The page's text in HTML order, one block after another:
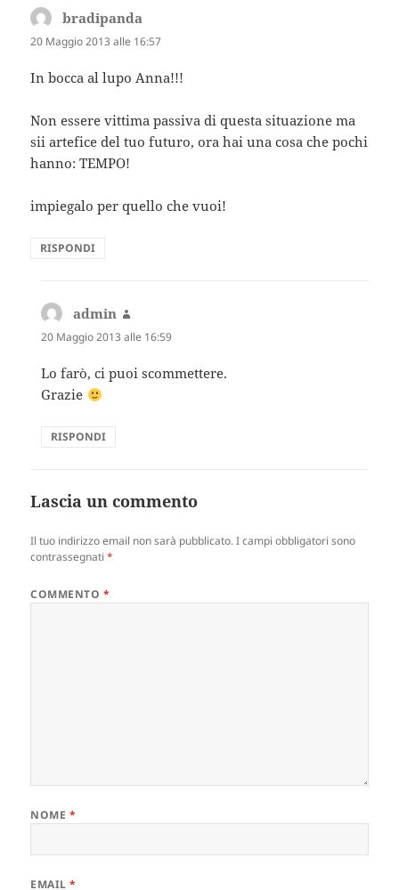
bradipanda
detto:
20 Maggio 2013 alle 16:57
In bocca al lupo Anna!!!
Non essere vittima passiva di questa situazione ma
sii artefice del tuo futuro, ora hai una cosa che pochi
hanno: TEMPO!
impiegalo per quello che vuoi!
RISPONDI
admin
detto:
20 Maggio 2013 alle 16:59
Lo farò, ci puoi scommettere.
Grazie
RISPONDI
Lascia un commento
Il tuo indirizzo email non sarà pubblicato. I campi obbligatori sono
contrassegnati*
COMMENTO *
NOME *
EMAIL*